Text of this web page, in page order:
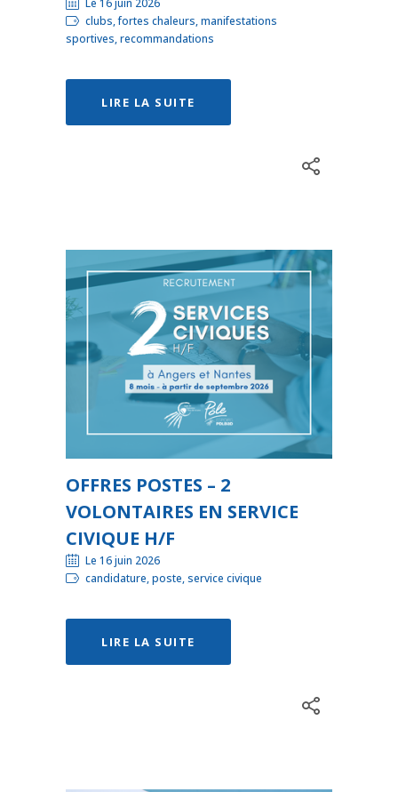
clubs, fortes chaleurs, manifestations
sportives, recommandations
LIRE LA SUITE
OFFRES POSTES – 2
VOLONTAIRES EN SERVICE
CIVIQUE H/F
Le 16 juin 2026
candidature, poste, service civique
LIRE LA SUITE